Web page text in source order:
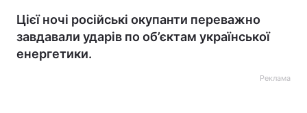
Цієї ночі російські окупанти переважно
завдавали ударів по об’єктам української
енергетики.
Реклама